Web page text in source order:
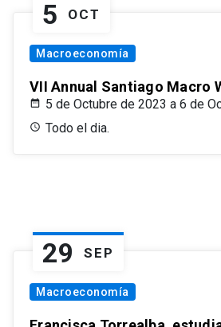
5 OCT
Macroeconomía
VII Annual Santiago Macro
5 de Octubre de 2023 a 6 de
Todo el dia.
29 SEP
Macroeconomía